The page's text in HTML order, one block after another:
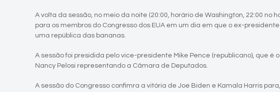
A volta da sessão, no meio da noite (20:00, horário de Washington, 22:00 no
para os membros do Congresso dos EUA em um dia em que o ex-
uma república das bananas.
A sessão foi presidida pelo vice-presidente Mike Pence (republicano), que
Nancy Pelosi representando a Câmara de Deputados.
A sessão do Congresso confimra a vitória de Joe Biden e Kamala Harris